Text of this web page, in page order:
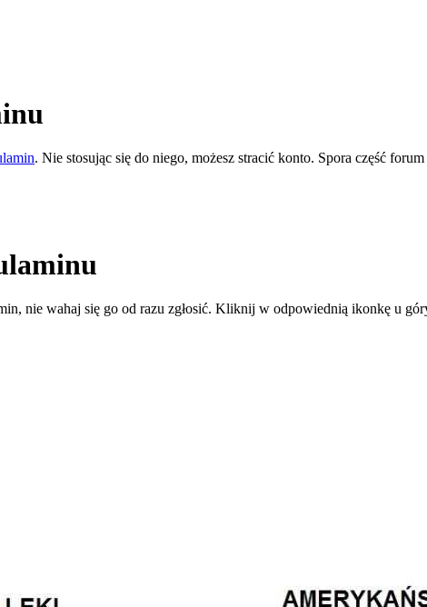
. Nie stosując się do niego, możesz stracić konto. Spora część
nie wahaj się go od razu zgłosić. Kliknij w odpowiednią ikonkę u